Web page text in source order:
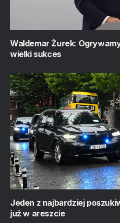
Waldemar Żurek:
wielki sukces
Jeden z najbardziej
już w areszcie